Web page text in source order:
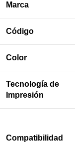
Marca
Código
Color
Tecnología de
Impresión
Compatibilidad